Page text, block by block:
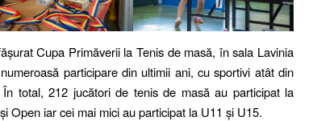
Cupa Primăverii la Tenis de masă, în sala Lavinia
participare din ultimii ani, cu sportivi atât din
total, 212 jucători de tenis de masă au participat la
Open iar cei mai mici au participat la U11 și U15.